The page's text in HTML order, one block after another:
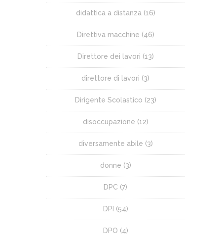
didattica a distanza (16)
Direttiva macchine (46)
Direttore dei lavori (13)
direttore di lavori (3)
Dirigente Scolastico (23)
disoccupazione (12)
diversamente abile (3)
donne (3)
DPC (7)
DPI (54)
DPO (4)